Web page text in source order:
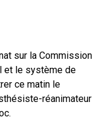
sur la Commission
et le système de
ce matin le
réanimateur